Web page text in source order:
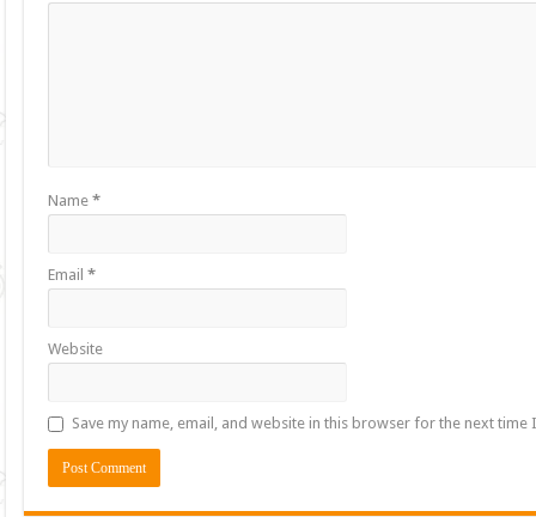
Name*
Email*
Website
Save my name, email, and website in this browser for the next time